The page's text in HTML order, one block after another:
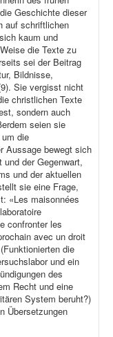
Geschichte dieser
auf schriftlichen
kaum und
die Texte zu
sei der Beitrag
Bildnisse,
Sie vergisst nicht
christlichen Texte
sondern auch
seien sie
die
Aussage bewegt sich
und der Gegenwart,
und der aktuellen
sie eine Frage,
«Les maisonnées
confronter les
avec un droit
die
und ein
des
Recht und eine
System beruht?)
Übersetzungen